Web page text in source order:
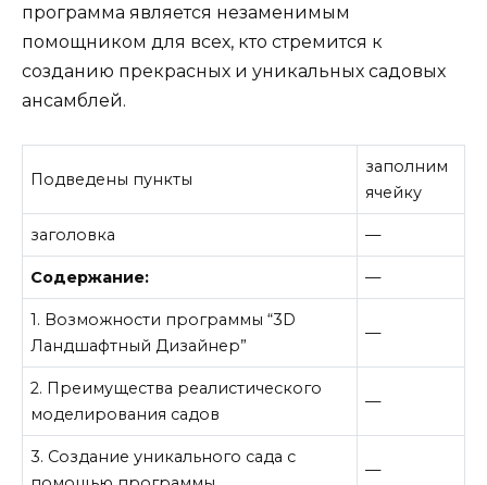
программа является незаменимым
помощником для всех, кто стремится к
созданию прекрасных и уникальных садовых
ансамблей.
Подведены пункты
заполним
ячейку
заголовка —
Содержание: —
1. Возможности программы “3D
Ландшафтный Дизайнер”
—
2. Преимущества реалистического
моделирования садов
—
3. Создание уникального сада с
—